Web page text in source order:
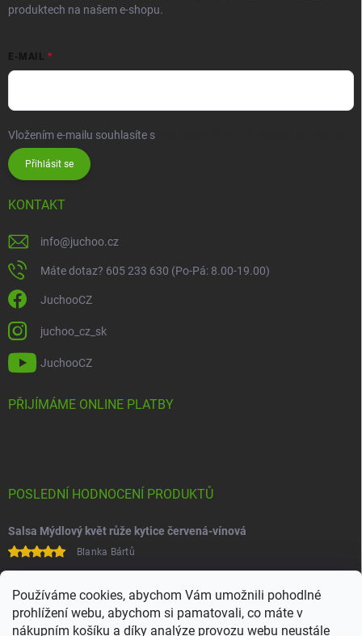
Používáme cookies, abychom Vám umožnili pohodlné
prohlížení webu, abychom si pamatovali, co máte v
nákupním košíku a díky analýze provozu webu neustále
produktech na našem e-shopu.
E-MAIL
Vložením e-mailu souhlasíte s
Přihlásit se
KONTAKT
info@juchoo.cz
Máte dotaz? 605 233 630 (Po-Pá: 8.00-19.00)
JuchooCZ
juchoo_cz_sk
JuchooCZ
PŘIJÍMÁME ONLINE PLATBY
POSLEDNÍ HODNOCENÍ PRODUKTŮ
Salsa Mýdlový květ růže kytice červená-vínová
Blanka Bártů